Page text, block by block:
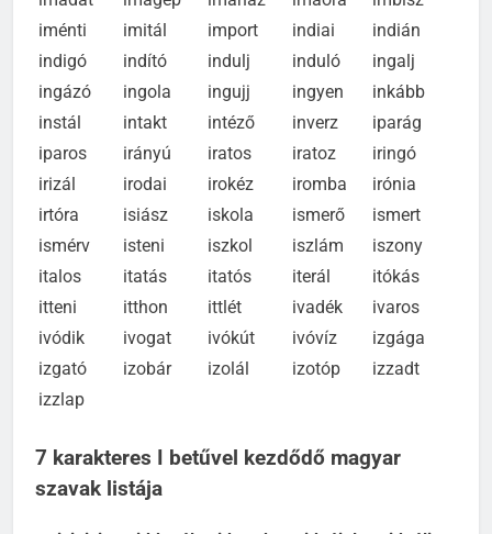
imádat imagép imaház imaóra
imbisz
iménti
imitál import indiai
indián
indigó
indító indulj induló
ingalj
ingázó
ingola ingujj ingyen
inkább
instál
intakt intéző inverz
iparág
iparos
irányú iratos iratoz
iringó
irizál
irodai iro­kéz iromba
irónia
irtóra
isiász iskola ismerő
ismert
ismérv
isteni iszkol iszlám
iszony
italos
itatás itatós iterál
itókás
itteni
itthon ittlét ivadék
ivaros
ivódik
ivogat ivókút ivóvíz
izgága
izgató
7 karakteres I betűvel kezdődő magyar
szavak listája